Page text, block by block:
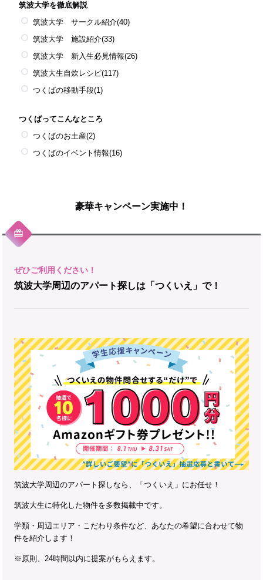
筑波大学を徹底解説
筑波大学 サークル紹介(40)
筑波大学 施設紹介(33)
筑波大学 新入生必見情報(26)
筑波大生自炊レシピ(117)
つくばの移動手段(1)
つくばってこんなところ
つくばのお土産(2)
つくばのイベント情報(16)
豪華キャンペーン実施中！
筑波大学周辺のアパート探しは「つくいえ」で！
筑波大学周辺のアパート探しなら、「つくいえ」にお任せ！
筑波大生に特化した物件を多数掲載中です。
学類・周辺エリア・こだわり条件など、あなたの希望に合わせて物
件を紹介します！
※原則、24時間以内に提案がもらえます。